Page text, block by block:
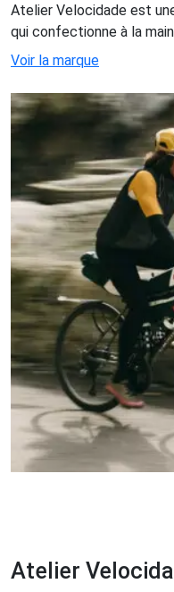
Atelier Velocidade est
qui confectionne à la
Voir la marque
Atelier